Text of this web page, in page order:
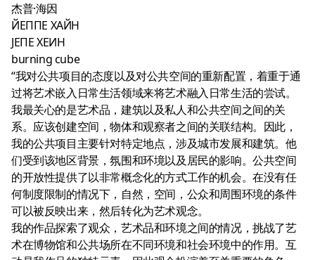
杰普·海因
ЙЕППЕ ХАЙН
ЈЕПЕ ХЕИН
burning cube
“我对公共项目的态度以及对公共空间的重新配置，着重于通
过将艺术嵌入日常生活领域来将艺术融入日常生活的尝试。
我最关心的是艺术品，建筑以及私人和公共空间之间的关
系。应该创建空间，物体和观察者之间的关联结构。因此，
我的公共项目主要针对特定​​地点，涉及城市发展和建筑。他
们受到该地区背景，氛围和环境以及居民的影响。公共空间
的开放性提供了以非常概念化的方式工作的机会。在没有任
何制度限制的情况下，自然，空间，公众和周围环境的条件
可以被反映出来，然后转化为艺术观念。
我的作品探索了观众，艺术品和环境之间的情况，挑战了艺
术在博物馆和公共场所在不同环境和社会环境中的作用。互